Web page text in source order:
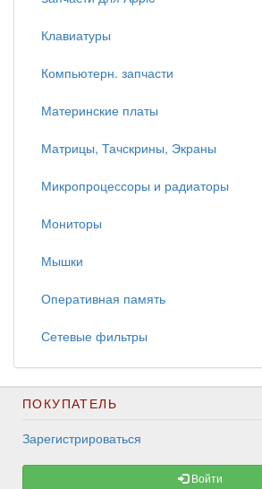
Клавиатуры
Компьютерн. запчасти
Материнские платы
Матрицы, Тачскрины, Экраны
Микропроцессоры и радиаторы
Мониторы
Мышки
Оперативная память
Сетевые фильтры
ПОКУПАТЕЛЬ
Зарегистрироваться
Войти